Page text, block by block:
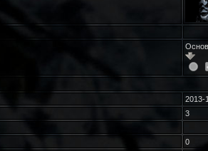
2013-
3
0